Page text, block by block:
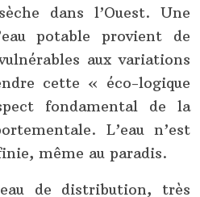
dans l’Ouest. Une
potable provient de
aux variations
cette « éco-logique
fondamental de la
L’eau n’est
même au paradis.
de distribution, très